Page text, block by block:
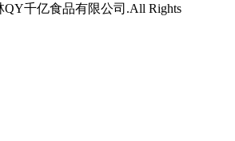
QY千亿食品有限公司.All Rights